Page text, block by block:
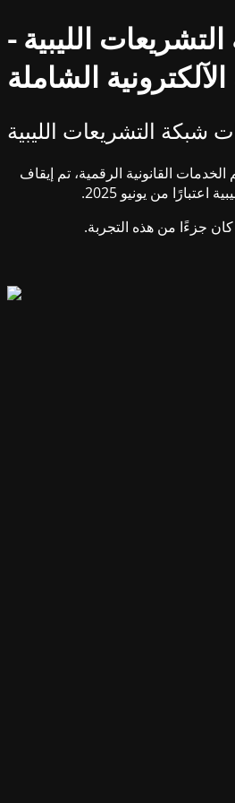
الليبية -
الشاملة
القانونية الرقمية، تم إيقاف
من يونيو 2025.
جزءًا من هذه التجربة.